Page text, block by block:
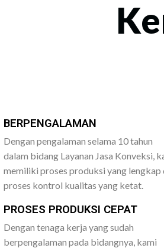
BERPENGALAMAN
Dengan pengalaman selama 10 tahun
dalam bidang Layanan Jasa Konveksi,
memiliki proses produksi yang lengkap
proses kontrol kualitas yang ketat.
PROSES PRODUKSI CEPAT
Dengan tenaga kerja yang sudah
berpengalaman pada bidangnya, kami